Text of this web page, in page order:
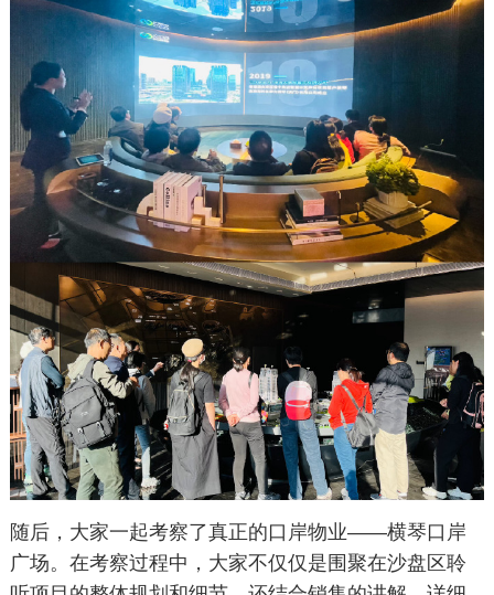
随后，大家一起考察了真正的口岸物业——横琴口岸
广场。在考察过程中，大家不仅仅是围聚在沙盘区聆